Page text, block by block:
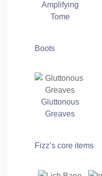
Amplifying
Tome
Boots
Gluttonous
Greaves
Fizz’s core items